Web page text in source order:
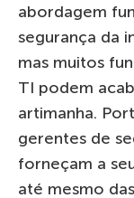
abordagem
segurança da
mas muitos
TI podem
artimanha.
gerentes de
forneçam a
até mesmo